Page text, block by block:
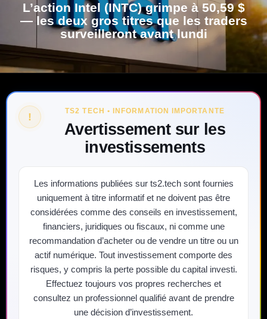
L’action Intel (INTC) grimpe à 50,59 $
— les deux gros titres que les traders
surveilleront avant lundi
! TS2 TECH • INFORMATION IMPORTANTE
Avertissement sur les
investissements
Les informations publiées sur ts2.tech sont fournies
uniquement à titre informatif et ne doivent pas être
considérées comme des conseils en investissement,
financiers, juridiques ou fiscaux, ni comme une
recommandation d’acheter ou de vendre un titre ou un
actif numérique. Tout investissement comporte des
risques, y compris la perte possible du capital investi.
Effectuez toujours vos propres recherches et
consultez un professionnel qualifié avant de prendre
une décision d’investissement.